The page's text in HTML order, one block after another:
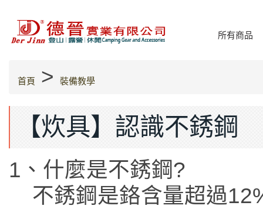
所有商品
首頁 > 裝備教學
【炊具】認識不銹鋼
1、什麼是不銹鋼?
不銹鋼是鉻含量超過